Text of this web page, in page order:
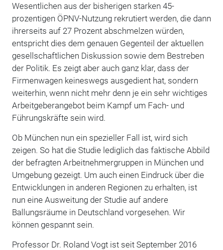
Wesentlichen aus der bisherigen starken 45-
prozentigen ÖPNV-Nutzung rekrutiert werden, die dann
ihrerseits auf 27 Prozent abschmelzen würden,
entspricht dies dem genauen Gegenteil der aktuellen
gesellschaftlichen Diskussion sowie dem Bestreben
der Politik. Es zeigt aber auch ganz klar, dass der
Firmenwagen keineswegs ausgedient hat, sondern
weiterhin, wenn nicht mehr denn je ein sehr wichtiges
Arbeitgeberangebot beim Kampf um Fach- und
Führungskräfte sein wird.
Ob München nun ein spezieller Fall ist, wird sich
zeigen. So hat die Studie lediglich das faktische Abbild
der befragten Arbeitnehmergruppen in München und
Umgebung gezeigt. Um auch einen Eindruck über die
Entwicklungen in anderen Regionen zu erhalten, ist
nun eine Ausweitung der Studie auf andere
Ballungsräume in Deutschland vorgesehen. Wir
können gespannt sein.
Professor Dr. Roland Vogt ist seit September 2016